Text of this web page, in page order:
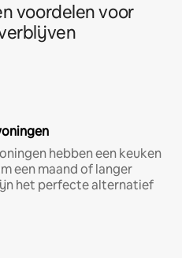
voordelen voor
hebben een keuken
een maand of langer
het perfecte alternatief